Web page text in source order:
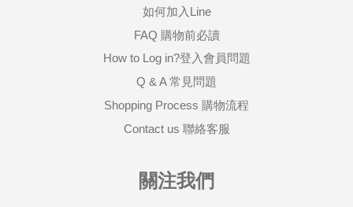
如何加入Line
FAQ 購物前必讀
How to Log in?登入會員問題
Q & A 常見問題
Shopping Process 購物流程
Contact us 聯絡客服
關注我們